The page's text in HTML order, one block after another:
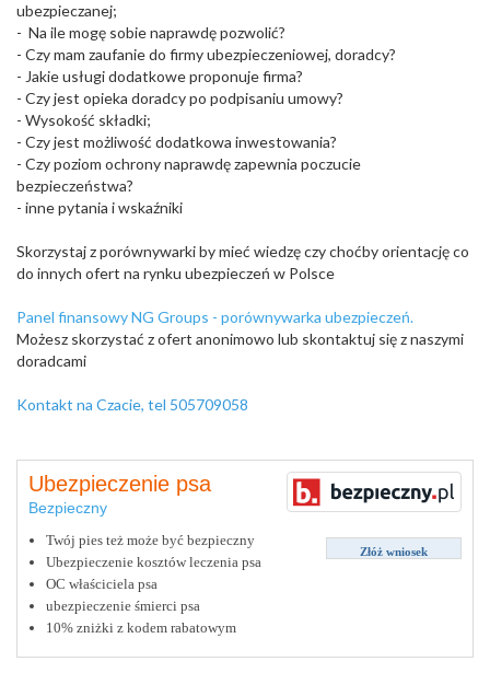
ubezpieczanej;
- Na ile mogę sobie naprawdę pozwolić?
- Czy mam zaufanie do firmy ubezpieczeniowej, doradcy?
- Jakie usługi dodatkowe proponuje firma?
- Czy jest opieka doradcy po podpisaniu umowy?
- Wysokość składki;
- Czy jest możliwość dodatkowa inwestowania?
- Czy poziom ochrony naprawdę zapewnia poczucie
bezpieczeństwa?
- inne pytania i wskaźniki
Skorzystaj z porównywarki by mieć wiedzę czy choćby orientację co
do innych ofert na rynku ubezpieczeń w Polsce
Panel finansowy NG Groups - porównywarka ubezpieczeń.
Możesz skorzystać z ofert anonimowo lub skontaktuj się z naszymi
doradcami
Kontakt na Czacie, tel 505709058
Ubezpieczenie psa
Bezpieczny
Złóż wniosek
Twój pies też może być bezpieczny
Ubezpieczenie kosztów leczenia psa
OC właściciela psa
ubezpieczenie śmierci psa
10% zniżki z kodem rabatowym